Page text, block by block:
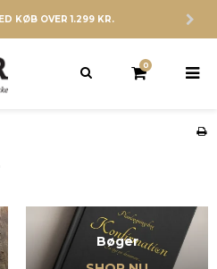
KØB OVER 1.299 KR.
0
Bøger